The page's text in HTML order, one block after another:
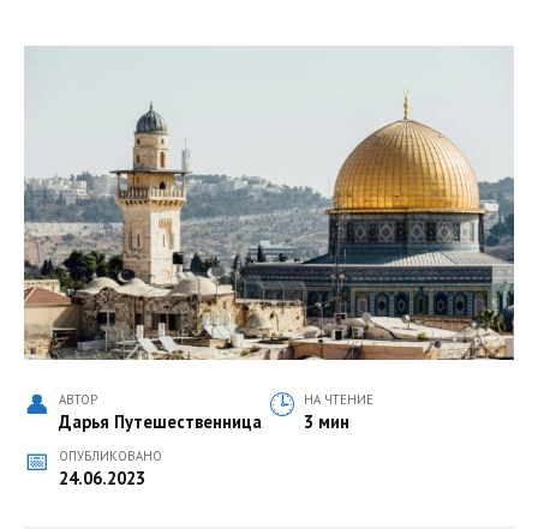
АВТОР
Дарья Путешественница
НА ЧТЕНИЕ
3 мин
ОПУБЛИКОВАНО
24.06.2023